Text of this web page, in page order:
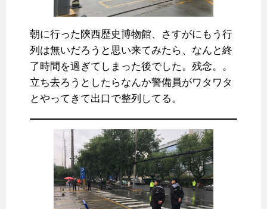
朝に行った陝西歴史博物館、さすがにもう行
列は無いだろうと思い来てみたら、なんと終
了時間を過ぎてしまった後でした。残念。。
立ち去ろうとしたらなんか警備員がワタワタ
とやってきて出口で整列してる。